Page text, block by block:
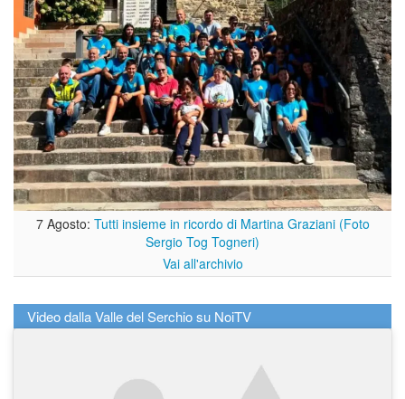
7 Agosto: Tutti insieme in ricordo di Martina Graziani (Foto
Sergio Tog Togneri)
Vai all'archivio
Video dalla Valle del Serchio su NoiTV